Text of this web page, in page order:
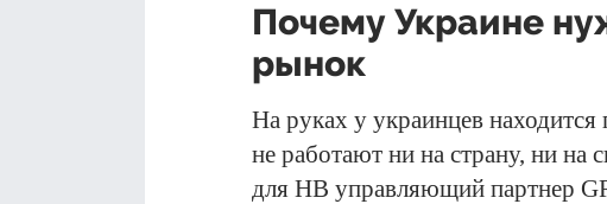
Почему Украине
рынок
На руках у украинцев
не работают ни на страну, ни на
для НВ управляющий партнер